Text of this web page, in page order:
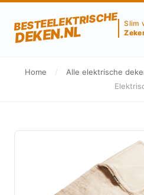
BESTEELEKTRISCHE
DEKEN.NL
Slim
Home / Alle elektrische